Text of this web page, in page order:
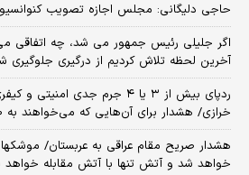
حاجی دلیگانی: مجلس اجازه تصویب
اگر جلیلی رئیس جمهور می شد، چه اتفاقی
آخرین لحظه تلاش کردیم از درگیری جلوگیری
ردپای بیش از ۳ یا ۴ جرم جدی
خرازی/ هشدار برای آن‌هایی که می‌خواهند به ۲۵۰ هزار نفر بپیوندند
هشدار صریح مقام عراقی به عربستان/
خواهد شد و آتش تنها با آتش مقابله